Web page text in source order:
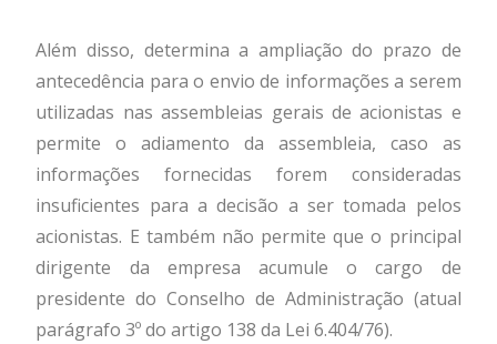
Além disso, determina a ampliação do prazo de
antecedência para o envio de informações a serem
utilizadas nas assembleias gerais de acionistas e
permite o adiamento da assembleia, caso as
informações fornecidas forem consideradas
insuficientes para a decisão a ser tomada pelos
acionistas. E também não permite que o principal
dirigente da empresa acumule o cargo de
presidente do Conselho de Administração (atual
parágrafo 3º do artigo 138 da Lei 6.404/76).